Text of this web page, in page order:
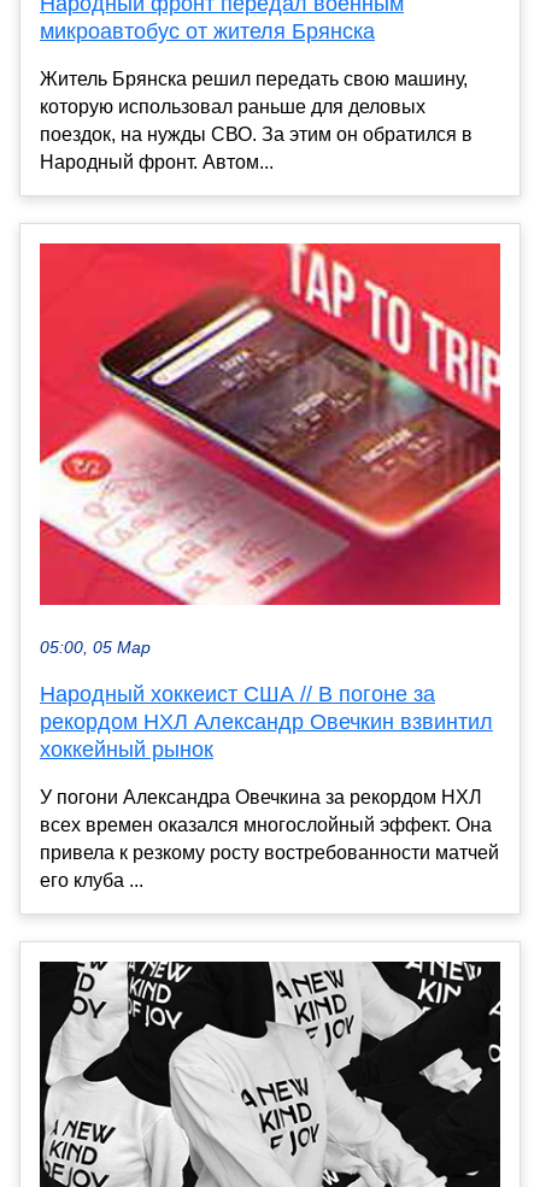
микроавтобус от жителя Брянска
Житель Брянска решил передать свою машину,
которую использовал раньше для деловых
поездок, на нужды СВО. За этим он обратился в
Народный фронт. Автом...
05:00, 05 Мар
Народный хоккеист США // В погоне за
рекордом НХЛ Александр Овечкин взвинтил
хоккейный рынок
У погони Александра Овечкина за рекордом НХЛ
всех времен оказался многослойный эффект. Она
привела к резкому росту востребованности матчей
его клуба ...